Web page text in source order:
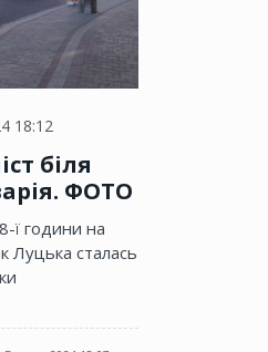
18:12
біля
ФОТО
ї години на
Луцька сталась